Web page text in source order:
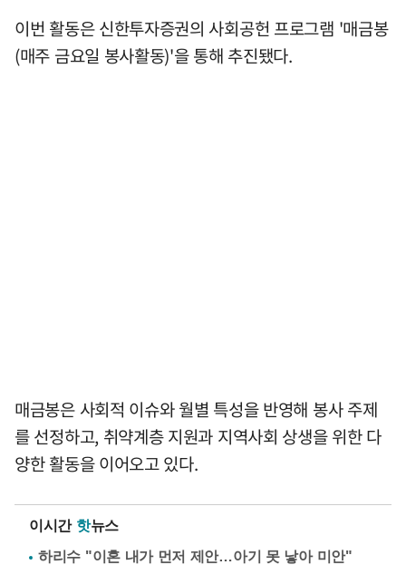
이번 활동은 신한투자증권의 사회공헌 프로그램 '매금봉
(매주 금요일 봉사활동)'을 통해 추진됐다.
매금봉은 사회적 이슈와 월별 특성을 반영해 봉사 주제
를 선정하고, 취약계층 지원과 지역사회 상생을 위한 다
양한 활동을 이어오고 있다.
이시간 핫뉴스
하리수 "이혼 내가 먼저 제안…아기 못 낳아 미안"